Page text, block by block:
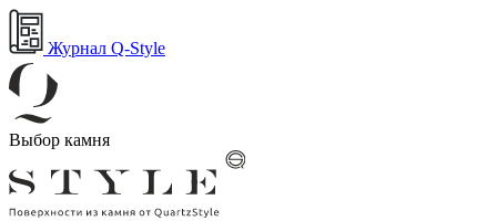
Журнал Q-Style
Выбор камня